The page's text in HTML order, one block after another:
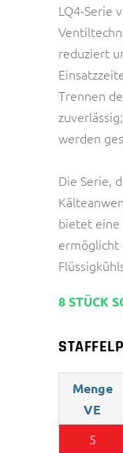
LQ4-Serie
reduziert
Trennen
werden
Die Serie,
bietet eine
ermöglicht
8 STÜCK
Menge
VE
5